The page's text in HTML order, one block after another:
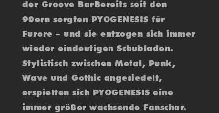
der Groove BarBereits seit den
90ern sorgten PYOGENESIS für
Furore – und sie entzogen sich immer
wieder eindeutigen Schubladen.
Stylistisch zwischen Metal, Punk,
Wave und Gothic angesiedelt,
erspielten sich PYOGENESIS eine
immer größer wachsende Fanschar.